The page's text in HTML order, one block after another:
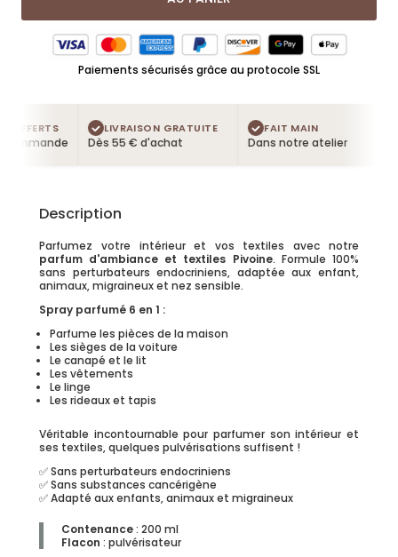
Paiements sécurisés grâce au protocole SSL
LIVRAISON GRATUITE
Dès 55 € d'achat
FAIT MAIN
Dans notre atelier
Description
Parfumez votre intérieur et vos textiles avec notre
parfum d'ambiance et textiles Pivoine. Formule 100%
sans perturbateurs endocriniens, adaptée aux enfant,
animaux, migraineux et nez sensible.
Spray parfumé 6 en 1 :
Parfume les pièces de la maison
Les sièges de la voiture
Le canapé et le lit
Les vêtements
Le linge
Les rideaux et tapis
Véritable incontournable pour parfumer son intérieur et
ses textiles, quelques pulvérisations suffisent !
✅ Sans perturbateurs endocriniens
✅ Sans substances cancérigène
✅ Adapté aux enfants, animaux et migraineux
Contenance: 200 ml
Flacon : pulvérisateur